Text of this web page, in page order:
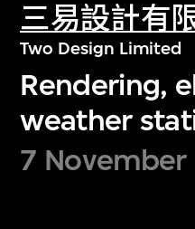
三易設計有
Two Design Limited
Rendering,
weather
7